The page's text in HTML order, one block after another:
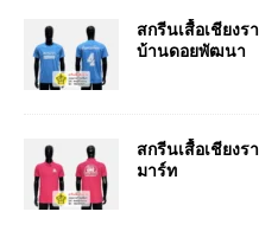
สกรีนเสื้อเชียง
บ้านดอยพัฒนา
สกรีนเสื้อเชียง
มาร์ท